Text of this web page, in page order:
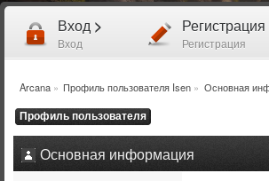
Вход >
Вход
Регистрация
Регистрация
Arcana» Профиль пользователя Isen » Основная
Профиль пользователя
Основная информация